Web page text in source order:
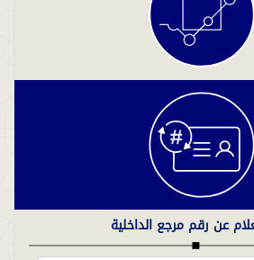
عن رقم مرجع الداخلية